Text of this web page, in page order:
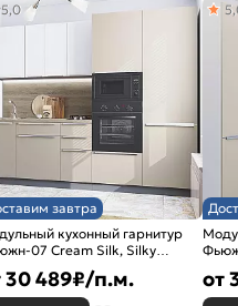
завтра
кухонный гарнитур
07 Cream Silk, Silky
Graphite 2140x2700x600
5,0
30 489₽/п.м. от